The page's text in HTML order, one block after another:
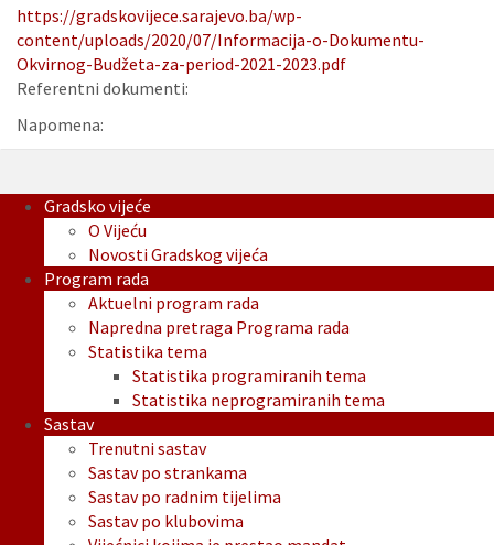
https://gradskovijece.sarajevo.ba/wp-
content/uploads/2020/07/Informacija-o-Dokumentu-
Okvirnog-Budžeta-za-period-2021-2023.pdf
Referentni dokumenti:
Napomena:
Gradsko vijeće
O Vijeću
Novosti Gradskog vijeća
Program rada
Aktuelni program rada
Napredna pretraga Programa rada
Statistika tema
Statistika programiranih tema
Statistika neprogramiranih tema
Sastav
Trenutni sastav
Sastav po strankama
Sastav po radnim tijelima
Sastav po klubovima